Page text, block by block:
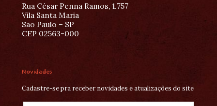
Rua César Penna Ramos, 1.757
Vila Santa Maria
São Paulo – SP
CEP 02563-000
Novidades
Cadastre-se pra receber novidades e atualizações do site